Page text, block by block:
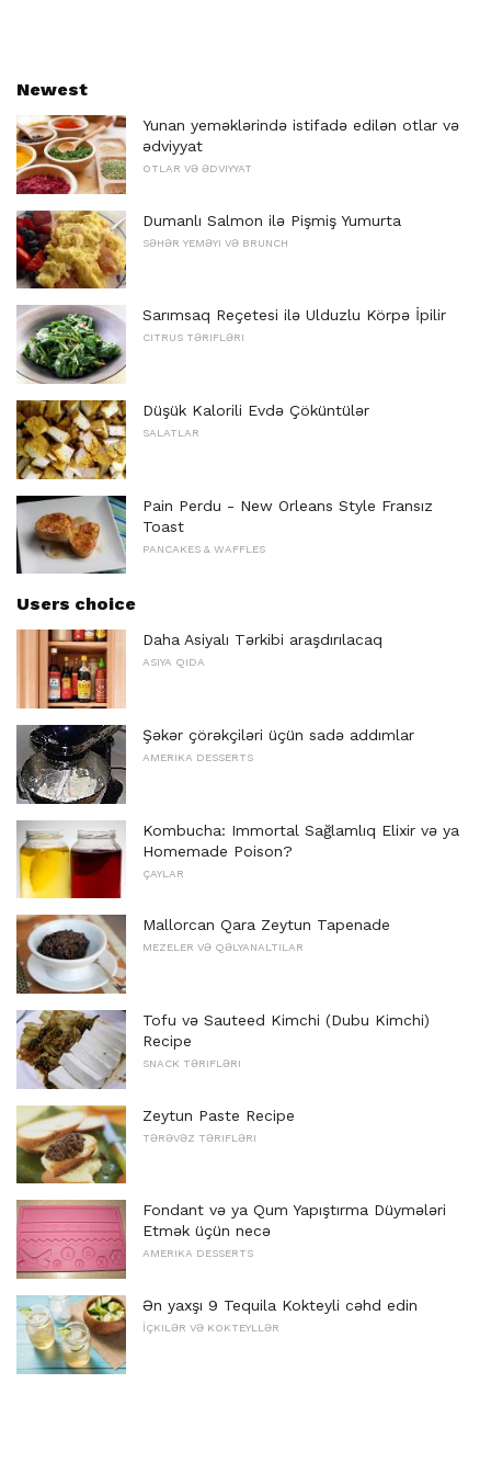
Newest
Yunan yeməklərində istifadə edilən otlar və
ədviyyat
OTLAR VƏ ƏDVIYYAT
Dumanlı Salmon ilə Pişmiş Yumurta
SƏHƏR YEMƏYI VƏ BRUNCH
Sarımsaq Reçetesi ilə Ulduzlu Körpə İpilir
CITRUS TƏRIFLƏRI
Düşük Kalorili Evdə Çöküntülər
SALATLAR
Pain Perdu - New Orleans Style Fransız
Toast
PANCAKES & WAFFLES
Users choice
Daha Asiyalı Tərkibi araşdırılacaq
ASIYA QIDA
Şəkər çörəkçiləri üçün sadə addımlar
AMERIKA DESSERTS
Kombucha: Immortal Sağlamlıq Elixir və ya
Homemade Poison?
ÇAYLAR
Mallorcan Qara Zeytun Tapenade
MEZELER VƏ QƏLYANALTILAR
Tofu və Sauteed Kimchi (Dubu Kimchi)
Recipe
SNACK TƏRIFLƏRI
Zeytun Paste Recipe
TƏRƏVƏZ TƏRIFLƏRI
Fondant və ya Qum Yapıştırma Düymələri
Etmək üçün necə
AMERIKA DESSERTS
Ən yaxşı 9 Tequila Kokteyli cəhd edin
İÇKILƏR VƏ KOKTEYLLƏR